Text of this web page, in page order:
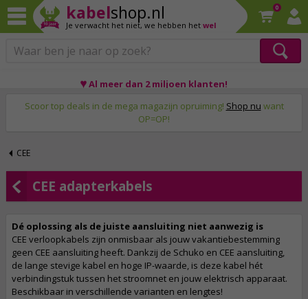
kabelshop.nl
Je verwacht het niet, we hebben het wel
0
Op werkdagen voor 23:59 uur besteld, morgen thuis!
Scoor top deals in de mega magazijn opruiming! Shop nu want
OP=OP!
CEE
CEE adapterkabels
Dé oplossing als de juiste aansluiting niet aanwezig is
CEE verloopkabels zijn onmisbaar als jouw vakantiebestemming
geen CEE aansluiting heeft. Dankzij de Schuko en CEE aansluiting,
de lange stevige kabel en hoge IP-waarde, is deze kabel hét
verbindingstuk tussen het stroomnet en jouw elektrisch apparaat.
Beschikbaar in verschillende varianten en lengtes!